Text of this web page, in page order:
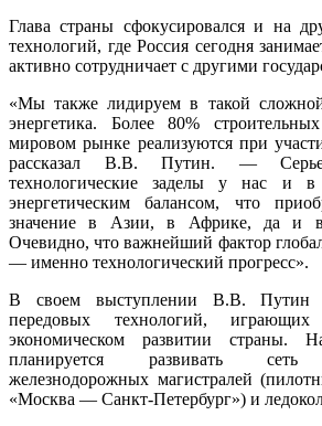
Глава страны сфокусировался и на
технологий, где Россия сегодня
активно сотрудничает с другими
«Мы также лидируем в такой
энергетика. Более 80%
мировом рынке реализуются при
рассказал В.В. Путин. —
технологические заделы у нас и в
энергетическим балансом, что
значение в Азии, в Африке, да и
Очевидно, что важнейший фактор
— именно технологический прогресс».
В своем выступлении В.В. Путин
передовых технологий,
экономическом развитии страны.
планируется развивать сеть
железнодорожных магистралей
«Москва — Санкт-Петербург») и